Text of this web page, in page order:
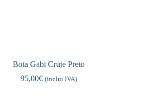
Bota Gabi Crute Preto
95,00€ (inclui IVA)